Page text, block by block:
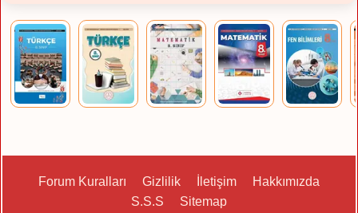
Forum Kuralları Gizlilik İletişim
Hakkımızda
S.S.S
Sitemap